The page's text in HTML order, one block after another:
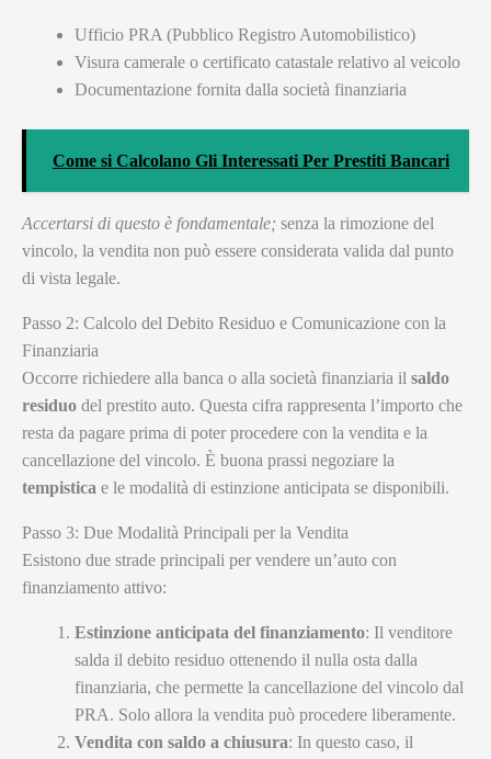
Ufficio PRA (Pubblico Registro Automobilistico)
Visura camerale o certificato catastale relativo al veicolo
Documentazione fornita dalla società finanziaria
Come si Calcolano Gli Interessati Per Prestiti Bancari
Accertarsi di questo è fondamentale; senza la rimozione del
vincolo, la vendita non può essere considerata valida dal punto
di vista legale.
Passo 2: Calcolo del Debito Residuo e Comunicazione con la
Finanziaria
Occorre richiedere alla banca o alla società finanziaria il saldo
residuo del prestito auto. Questa cifra rappresenta l’importo che
resta da pagare prima di poter procedere con la vendita e la
cancellazione del vincolo. È buona prassi negoziare la
tempistica e le modalità di estinzione anticipata se disponibili.
Passo 3: Due Modalità Principali per la Vendita
Esistono due strade principali per vendere un’auto con
finanziamento attivo:
Estinzione anticipata del finanziamento: Il venditore
salda il debito residuo ottenendo il nulla osta dalla
finanziaria, che permette la cancellazione del vincolo dal
PRA. Solo allora la vendita può procedere liberamente.
Vendita con saldo a chiusura: In questo caso, il